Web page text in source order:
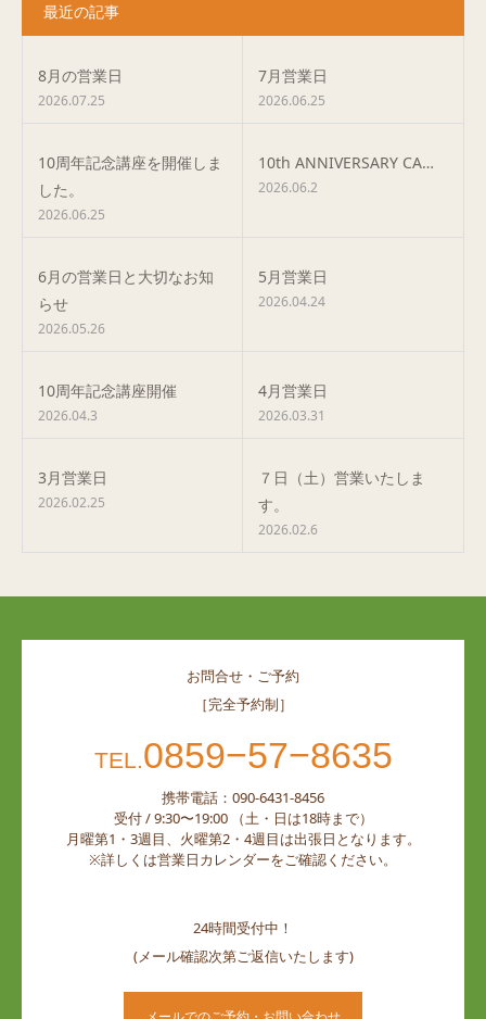
最近の記事
8月の営業日
2026.07.25
7月営業日
2026.06.25
10周年記念講座を開催しま
した。
2026.06.25
10th ANNIVERSARY CA…
2026.06.2
6月の営業日と大切なお知
らせ
2026.05.26
5月営業日
2026.04.24
10周年記念講座開催
2026.04.3
4月営業日
2026.03.31
3月営業日
2026.02.25
７日（土）営業いたしま
す。
2026.02.6
お問合せ・ご予約
［完全予約制］
TEL.0859−57−8635
携帯電話：090-6431-8456
受付 / 9:30〜19:00 （土・日は18時まで）
月曜第1・3週目、火曜第2・4週目は出張日となります。
※詳しくは営業日カレンダーをご確認ください。
24時間受付中！
(メール確認次第ご返信いたします)